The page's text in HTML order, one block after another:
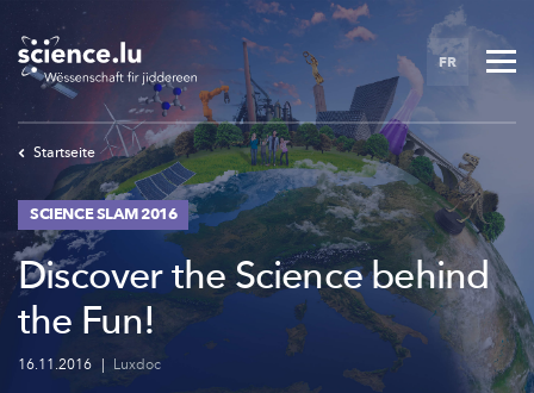
to
main
content
FR
Startseite
SCIENCE SLAM 2016
Discover the Science behind
the Fun!
16.11.2016 | Luxdoc